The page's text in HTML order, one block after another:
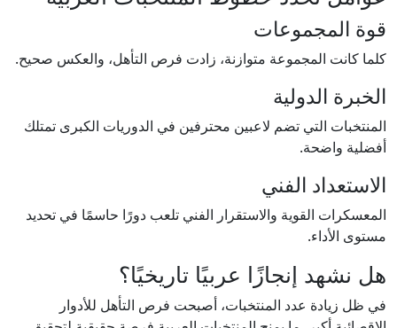
قوة المجموعات
كلما كانت المجموعة متوازنة، زادت فرص التأهل، والعكس صحيح.
الخبرة الدولية
المنتخبات التي تضم لاعبين محترفين في الدوريات الكبرى تمتلك
أفضلية واضحة.
الاستعداد الفني
المعسكرات القوية والاستقرار الفني تلعب دورًا حاسمًا في تحديد
مستوى الأداء.
هل نشهد إنجازًا عربيًا تاريخيًا؟
في ظل زيادة عدد المنتخبات، أصبحت فرص التأهل للأدوار